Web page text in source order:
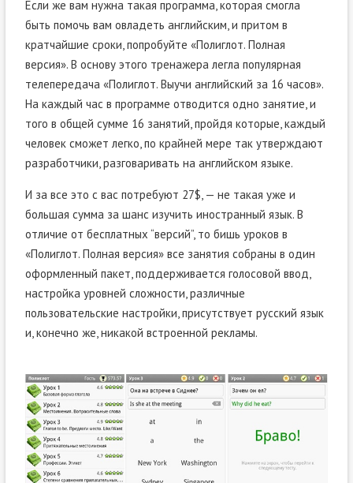
Если же вам нужна такая программа, которая смогла
быть помочь вам овладеть английским, и притом в
кратчайшие сроки, попробуйте «Полиглот. Полная
версия». В основу этого тренажера легла популярная
телепередача «Полиглот. Выучи английский за 16 часов».
На каждый час в программе отводится одно занятие, и
того в общей сумме 16 занятий, пройдя которые, каждый
человек сможет легко, по крайней мере так утверждают
разработчики, разговаривать на английском языке.
И за все это с вас потребуют 27$, — не такая уже и
большая сумма за шанс изучить иностранный язык. В
отличие от бесплатных “версий”, то бишь уроков в
«Полиглот. Полная версия» все занятия собраны в один
оформленный пакет, поддерживается голосовой ввод,
настройка уровней сложности, различные
пользовательские настройки, присутствует русский язык
и, конечно же, никакой встроенной рекламы.